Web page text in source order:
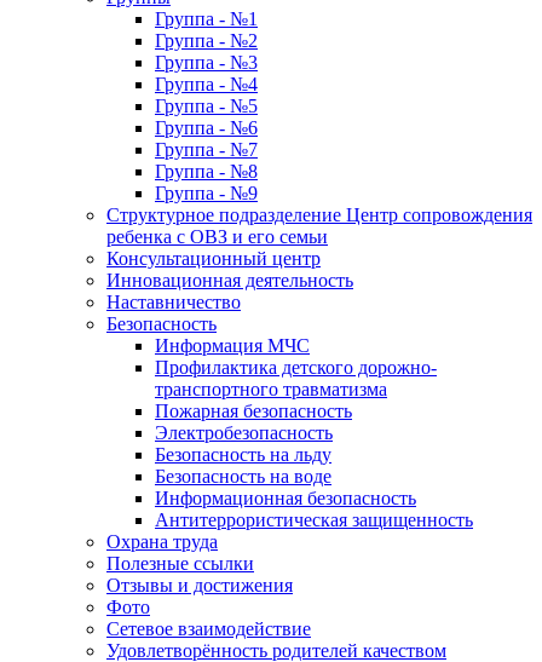
Группа - №1
Группа - №2
Группа - №3
Группа - №4
Группа - №5
Группа - №6
Группа - №7
Группа - №8
Группа - №9
Структурное подразделение Центр сопровождения
ребенка с ОВЗ и его семьи
Консультационный центр
Инновационная деятельность
Наставничество
Безопасность
Информация МЧС
Профилактика детского дорожно-
транспортного травматизма
Пожарная безопасность
Электробезопасность
Безопасность на льду
Безопасность на воде
Информационная безопасность
Антитеррористическая защищенность
Охрана труда
Полезные ссылки
Отзывы и достижения
Фото
Сетевое взаимодействие
Удовлетворённость родителей качеством